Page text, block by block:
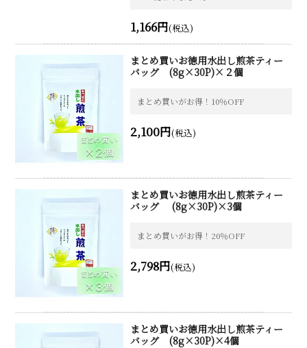
1,166円(税込)
まとめ買いお徳用水出し煎茶ティー
バッグ (8g×30P)×２個
まとめ買いがお得！10％OFF
2,100円(税込)
まとめ買いお徳用水出し煎茶ティー
バッグ (8g×30P)×3個
まとめ買いがお得！20％OFF
2,798円(税込)
まとめ買いお徳用水出し煎茶ティー
バッグ (8g×30P)×4個